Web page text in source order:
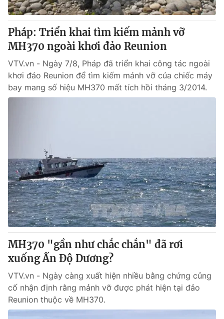
® Cấm sao chép dưới mọi hình thức nếu không có sự chấp
thuận bằng văn bản. Ghi rõ nguồn VTV.vn khi phát hành lại
thông tin từ website này.
Pháp: Triển khai tìm kiếm mảnh vỡ
MH370 ngoài khơi đảo Reunion
VTV.vn - Ngày 7/8, Pháp đã triển khai công tác ngoài
khơi đảo Reunion để tìm kiếm mảnh vỡ của chiếc máy
bay mang số hiệu MH370 mất tích hồi tháng 3/2014.
MH370 "gần như chắc chắn" đã rơi
xuống Ấn Độ Dương?
VTV.vn - Ngày càng xuất hiện nhiều bằng chứng củng
cố nhận định rằng mảnh vỡ được phát hiện tại đảo
Reunion thuộc về MH370.